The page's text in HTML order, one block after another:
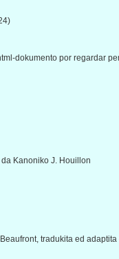
dokumento por regardar
Kanoniko J. Houillon
tradukita ed adaptita